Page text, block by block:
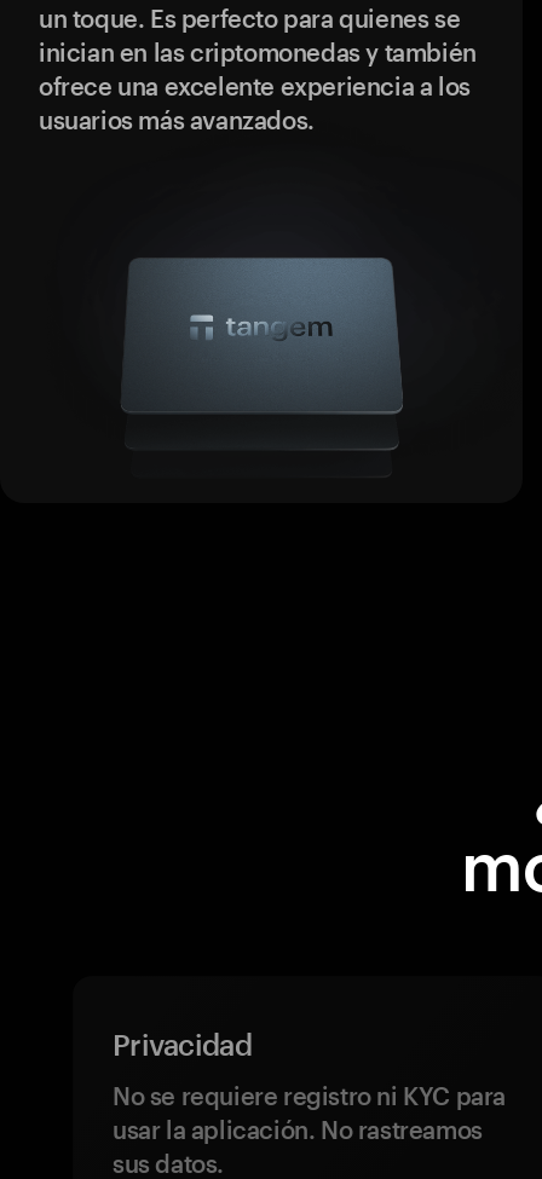
un toque. Es perfecto para quienes se
inician en las criptomonedas y también
ofrece una excelente experiencia a los
usuarios más avanzados.
Privacidad
No se requiere registro ni KYC para
usar la aplicación. No rastreamos
sus datos.